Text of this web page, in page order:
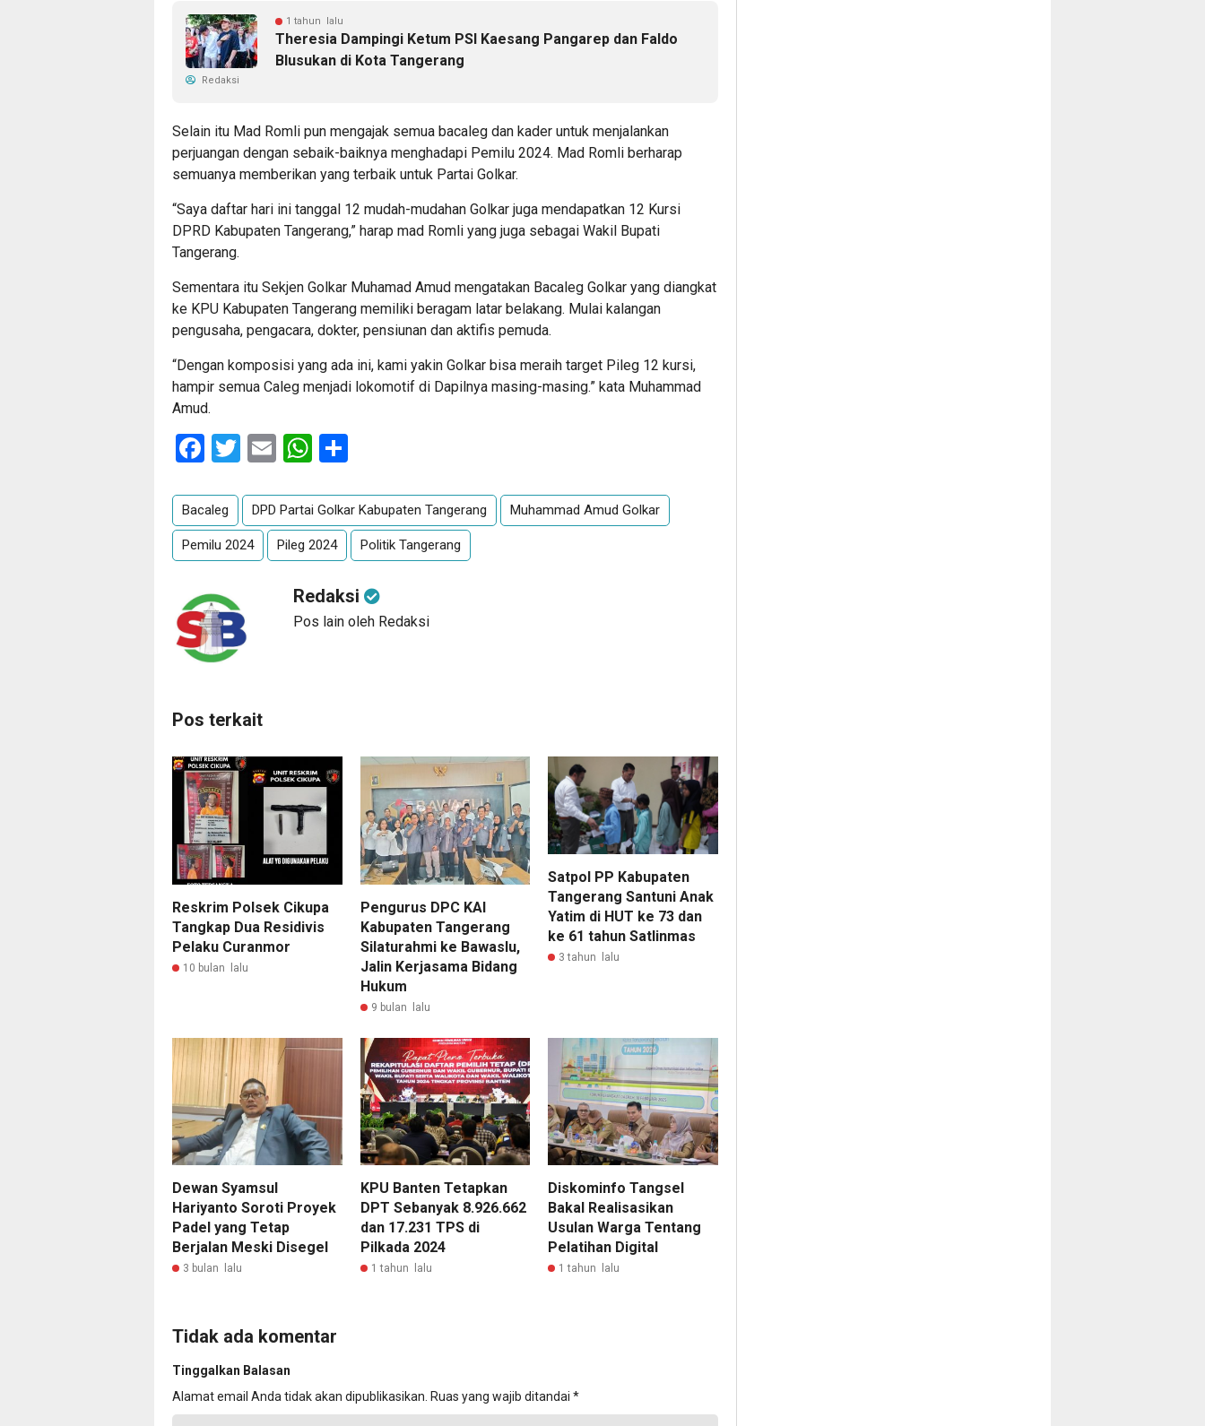
1 tahun lalu
Theresia Dampingi Ketum PSI Kaesang Pangarep dan Faldo
Blusukan di Kota Tangerang
Redaksi
Selain itu Mad Romli pun mengajak semua bacaleg dan kader untuk menjalankan
perjuangan dengan sebaik-baiknya menghadapi Pemilu 2024. Mad Romli berharap
semuanya memberikan yang terbaik untuk Partai Golkar.
“Saya daftar hari ini tanggal 12 mudah-mudahan Golkar juga mendapatkan 12 Kursi
DPRD Kabupaten Tangerang,” harap mad Romli yang juga sebagai Wakil Bupati
Tangerang.
Sementara itu Sekjen Golkar Muhamad Amud mengatakan Bacaleg Golkar yang diangkat
ke KPU Kabupaten Tangerang memiliki beragam latar belakang. Mulai kalangan
pengusaha, pengacara, dokter, pensiunan dan aktifis pemuda.
“Dengan komposisi yang ada ini, kami yakin Golkar bisa meraih target Pileg 12 kursi,
hampir semua Caleg menjadi lokomotif di Dapilnya masing-masing.” kata Muhammad
Amud.
Facebook
Twitter
EmailWhatsApp
Bacaleg DPD Partai Golkar Kabupaten Tangerang Muhammad Amud Golkar
Pemilu 2024 Pileg 2024 Politik Tangerang
Redaksi
Pos lain oleh Redaksi
Pos terkait
Reskrim Polsek Cikupa
Tangkap Dua Residivis
Pelaku Curanmor
10 bulan lalu
Pengurus DPC KAI
Kabupaten Tangerang
Silaturahmi ke Bawaslu,
Jalin Kerjasama Bidang
Hukum
9 bulan lalu
Satpol PP Kabupaten
Tangerang Santuni Anak
Yatim di HUT ke 73 dan
ke 61 tahun Satlinmas
3 tahun lalu
Dewan Syamsul
Hariyanto Soroti Proyek
Padel yang Tetap
Berjalan Meski Disegel
3 bulan lalu
KPU Banten Tetapkan
DPT Sebanyak 8.926.662
dan 17.231 TPS di
Pilkada 2024
1 tahun lalu
Diskominfo Tangsel
Bakal Realisasikan
Usulan Warga Tentang
Pelatihan Digital
1 tahun lalu
Tidak ada komentar
Tinggalkan Balasan
Alamat email Anda tidak akan dipublikasikan. Ruas yang wajib ditandai *